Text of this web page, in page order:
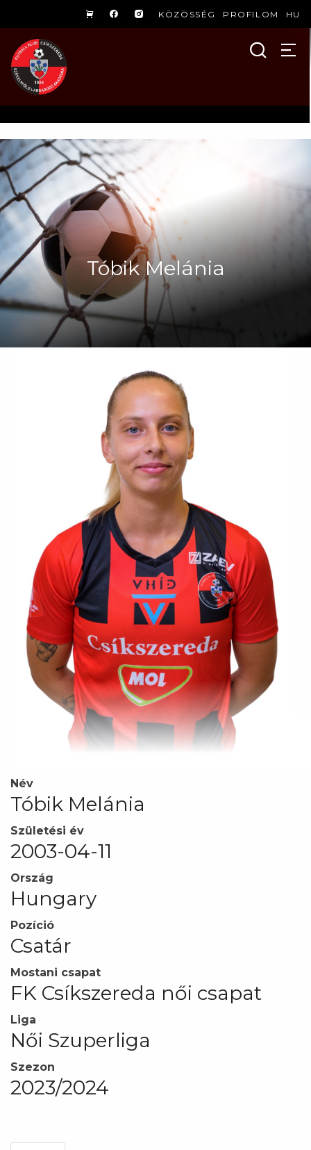
KÖZÖSSÉG PROFILOM HU
Tóbik Melánia
Név
Tóbik Melánia
Születési év
2003-04-11
Ország
Hungary
Pozíció
Csatár
Mostani csapat
FK Csíkszereda női csapat
Liga
Női Szuperliga
Szezon
2023/2024